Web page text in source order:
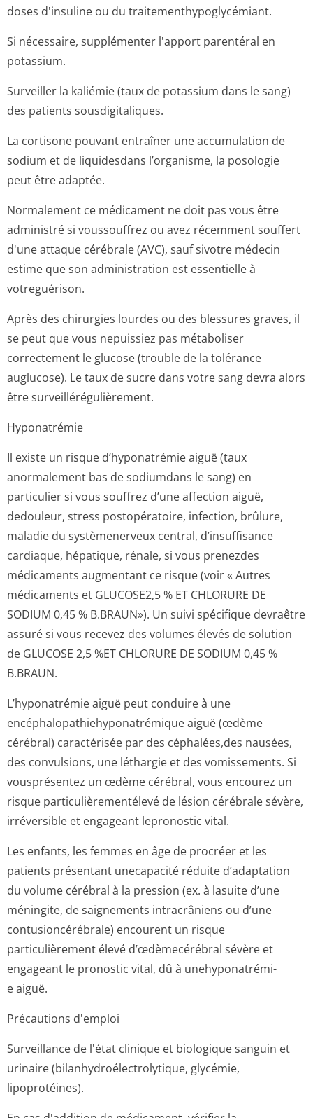
doses d'insuline ou du traitementhypo­glycémiant.
Si nécessaire, supplémenter l'apport parentéral en
potassium.
Surveiller la kaliémie (taux de potassium dans le sang)
des patients sousdigitaliques.
La cortisone pouvant entraîner une accumulation de
sodium et de liquidesdans l’organisme, la posologie
peut être adaptée.
Normalement ce médicament ne doit pas vous être
administré si voussouffrez ou avez récemment souffert
d'une attaque cérébrale (AVC), sauf sivotre médecin
estime que son administration est essentielle à
votreguérison.
Après des chirurgies lourdes ou des blessures graves, il
se peut que vous nepuissiez pas métaboliser
correctement le glucose (trouble de la tolérance
auglucose). Le taux de sucre dans votre sang devra alors
être surveillérégu­lièrement.
Hyponatrémie
Il existe un risque d’hyponatrémie aiguë (taux
anormalement bas de sodiumdans le sang) en
particulier si vous souffrez d’une affection aiguë,
dedouleur, stress postopératoire, infection, brûlure,
maladie du systèmenerveux central, d’insuffisance
cardiaque, hépatique, rénale, si vous prenezdes
médicaments augmentant ce risque (voir « Autres
médicaments et GLUCOSE2,5 % ET CHLORURE DE
SODIUM 0,45 % B.BRAUN»). Un suivi spécifique devraêtre
assuré si vous recevez des volumes élevés de solution
de GLUCOSE 2,5 %ET CHLORURE DE SODIUM 0,45 %
B.BRAUN.
L’hyponatrémie aiguë peut conduire à une
encéphalopathi­ehyponatrémique aiguë (œdème
cérébral) caractérisée par des céphalées,des nausées,
des convulsions, une léthargie et des vomissements. Si
vousprésentez un œdème cérébral, vous encourez un
risque particulièremen­télevé de lésion cérébrale sévère,
irréversible et engageant lepronostic vital.
Les enfants, les femmes en âge de procréer et les
patients présentant unecapacité réduite d’adaptation
du volume cérébral à la pression (ex. à lasuite d’une
méningite, de saignements intracrâniens ou d’une
contusioncérébrale) encourent un risque
particulièrement élevé d’œdèmecérébral sévère et
engageant le pronostic vital, dû à unehyponatrémi­
e aiguë.
Précautions d'emploi
Surveillance de l'état clinique et biologique sanguin et
urinaire (bilanhydroélec­trolytique, glycémie,
lipoprotéines).